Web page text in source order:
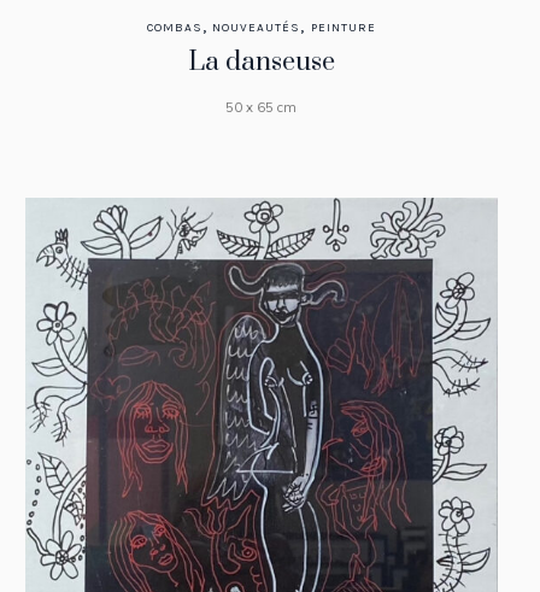
COMBAS , NOUVEAUTÉS , PEINTURE
La danseuse
50 x 65 cm